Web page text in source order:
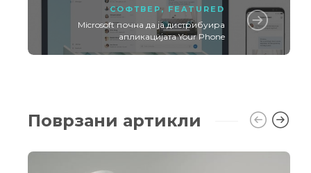
СОФТВЕР, FEATURED
Microsoft почна да ја дистрибуира
апликацијата Your Phone
Поврзани артикли